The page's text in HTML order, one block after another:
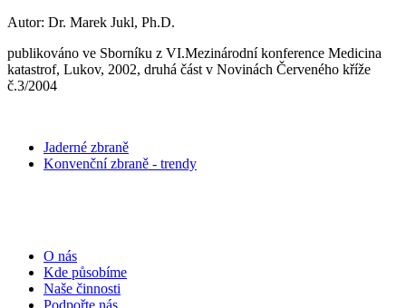
Autor: Dr. Marek Jukl, Ph.D.
publikováno ve Sborníku z VI.Mezinárodní konference Medicina
katastrof, Lukov, 2002, druhá část v Novinách Červeného kříže
č.3/2004
Jaderné zbraně
Konvenční zbraně - trendy
O nás
Kde působíme
Naše činnosti
Podpořte nás